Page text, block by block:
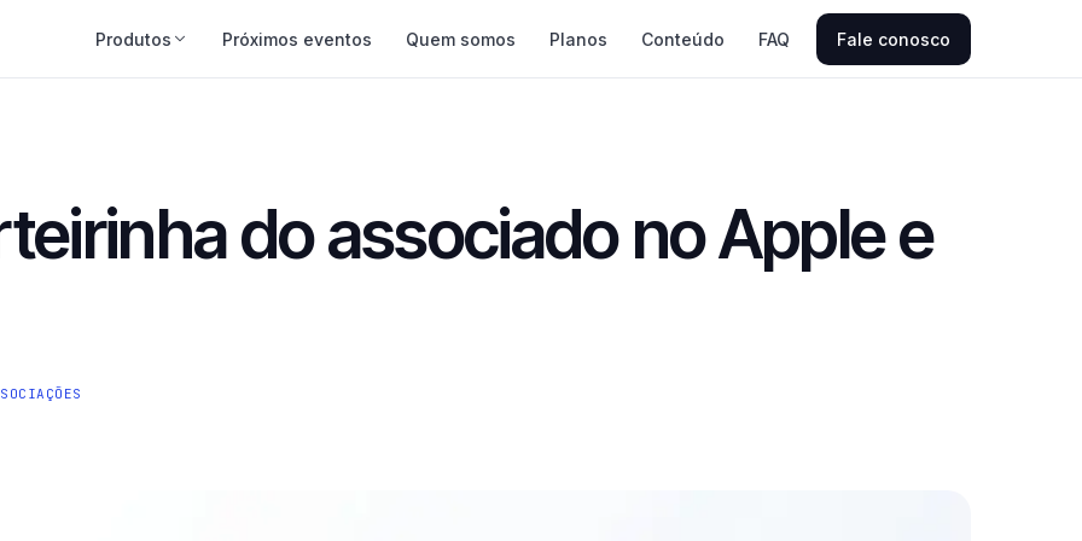
Produtos
Educação Continuada
Do congresso ao curso certificado
Próximos eventos Quem somos Planos Conteúdo FAQ Fale conosco
do associado no Apple e